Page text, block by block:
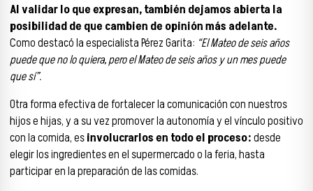
Al validar lo que expresan, también dejamos abierta la
posibilidad de que cambien de opinión más adelante.
Como destacó la especialista Pérez Garita: “El Mateo de seis años
puede que no lo quiera, pero el Mateo de seis años y un mes puede
que sí”.
Otra forma efectiva de fortalecer la comunicación con nuestros
hijos e hijas, y a su vez promover la autonomía y el vínculo positivo
con la comida, esinvolucrarlos en todo el proceso:desde
elegir los ingredientes en el supermercado o la feria, hasta
participar en la preparación de las comidas.